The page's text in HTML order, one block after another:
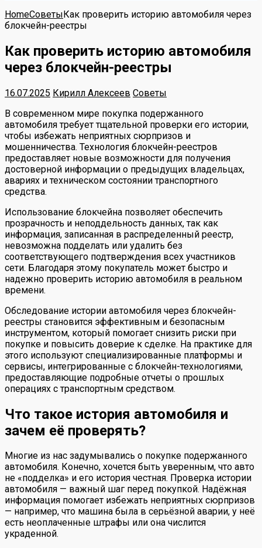
HomeСоветыКак проверить историю автомобиля через
блокчейн-реестры
Как проверить историю автомобиля
через блокчейн-реестры
16.07.2025 Кирилл Алексеев Советы
В современном мире покупка подержанного
автомобиля требует тщательной проверки его истории,
чтобы избежать неприятных сюрпризов и
мошенничества. Технология блокчейн-реестров
предоставляет новые возможности для получения
достоверной информации о предыдущих владельцах,
авариях и техническом состоянии транспортного
средства.
Использование блокчейна позволяет обеспечить
прозрачность и неподдельность данных, так как
информация, записанная в распределенный реестр,
невозможна подделать или удалить без
соответствующего подтверждения всех участников
сети. Благодаря этому покупатель может быстро и
надежно проверить историю автомобиля в реальном
времени.
Обследование истории автомобиля через блокчейн-
реестры становится эффективным и безопасным
инструментом, который помогает снизить риски при
покупке и повысить доверие к сделке. На практике для
этого используют специализированные платформы и
сервисы, интегрированные с блокчейн-технологиями,
предоставляющие подробные отчеты о прошлых
операциях с транспортным средством.
Что такое история автомобиля и
зачем её проверять?
Многие из нас задумывались о покупке подержанного
автомобиля. Конечно, хочется быть уверенным, что авто
не «подделка» и его история честная. Проверка истории
автомобиля — важный шаг перед покупкой. Надёжная
информация помогает избежать неприятных сюрпризов
— например, что машина была в серьёзной аварии, у неё
есть неоплаченные штрафы или она числится
украденной.